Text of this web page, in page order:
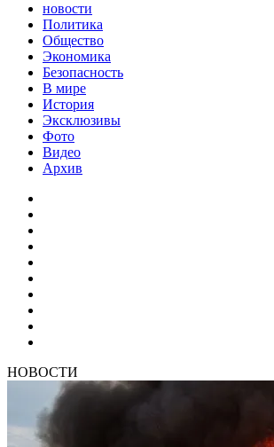
новости
Политика
Общество
Экономика
Безопасность
В мире
История
Эксклюзивы
Фото
Видео
Архив
НОВОСТИ